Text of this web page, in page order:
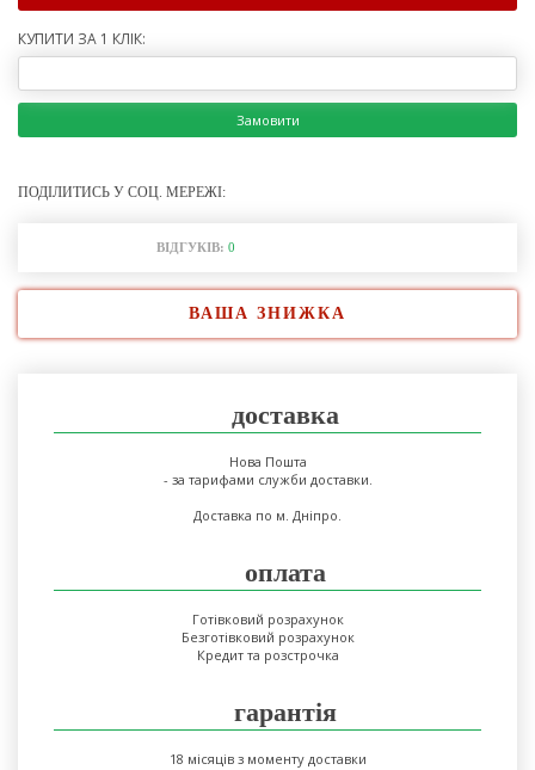
КУПИТИ ЗА 1 КЛІК:
Замовити
ПОДІЛИТИСЬ У СОЦ. МЕРЕЖІ:
ВІДГУКІВ: 0
ВАША ЗНИЖКА
доставка
Нова Пошта
- за тарифами служби доставки.
Доставка по м. Дніпро.
оплата
Готівковий розрахунок
Безготівковий розрахунок
Кредит та розстрочка
гарантія
18 місяців з моменту доставки